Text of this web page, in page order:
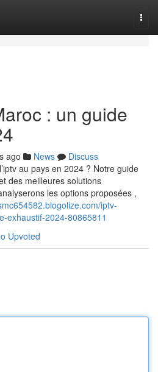
: un guide
ago News
Discuss
au pays en 2024 ? Notre guide
des meilleures solutions
les options proposées ,
iptv-
exhaustif-2024-80865811
Upvoted